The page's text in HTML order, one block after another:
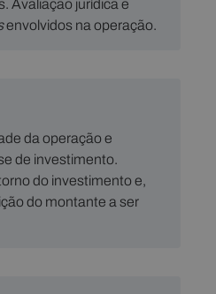
Avaliação jurídica e
envolvidos na operação.
da operação e
de investimento.
do investimento e,
do montante a ser